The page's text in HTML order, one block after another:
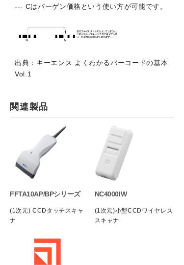
--- Cはバーゲン価格という使い方が可能です。
出典：キーエンス よくわかるバーコードの基本
Vol.1
関連製品
FFTA10AP/BPシリーズ
(1次元) CCDタッチスキャ
ナ
NC4000IW
(1次元)小型CCDワイヤレス
スキャナ